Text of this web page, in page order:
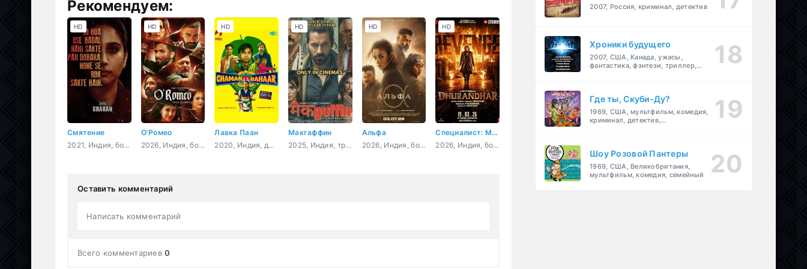
Рекомендуем:
Смятение
2021, Индия, боевик, триллер, драма, история
HD
О'Ромео
2026, Индия, боевик, драма, мелодрама, криминал, триллер
HD
Лавка Паан
2020, Индия, драма, комедия
HD
Макгаффин
2025, Индия, триллер, драма, детектив
HD
Альфа
2026, Индия, боевик, триллер
HD
Специалист: Месть
2026, Индия, боевик, триллер, криминал
HD
Оставить комментарий
Написать комментарий
Всего комментариев0
2007, Россия, криминал, детектив
Хроники будущего
2007, США, Канада, ужасы,
фантастика, фэнтези, триллер,
Где ты, Скуби-Ду?
1969, США, мультфильм, комедия,
криминал, детектив,
Шоу Розовой Пантеры
1969, США, Великобритания,
мультфильм, комедия, семейный